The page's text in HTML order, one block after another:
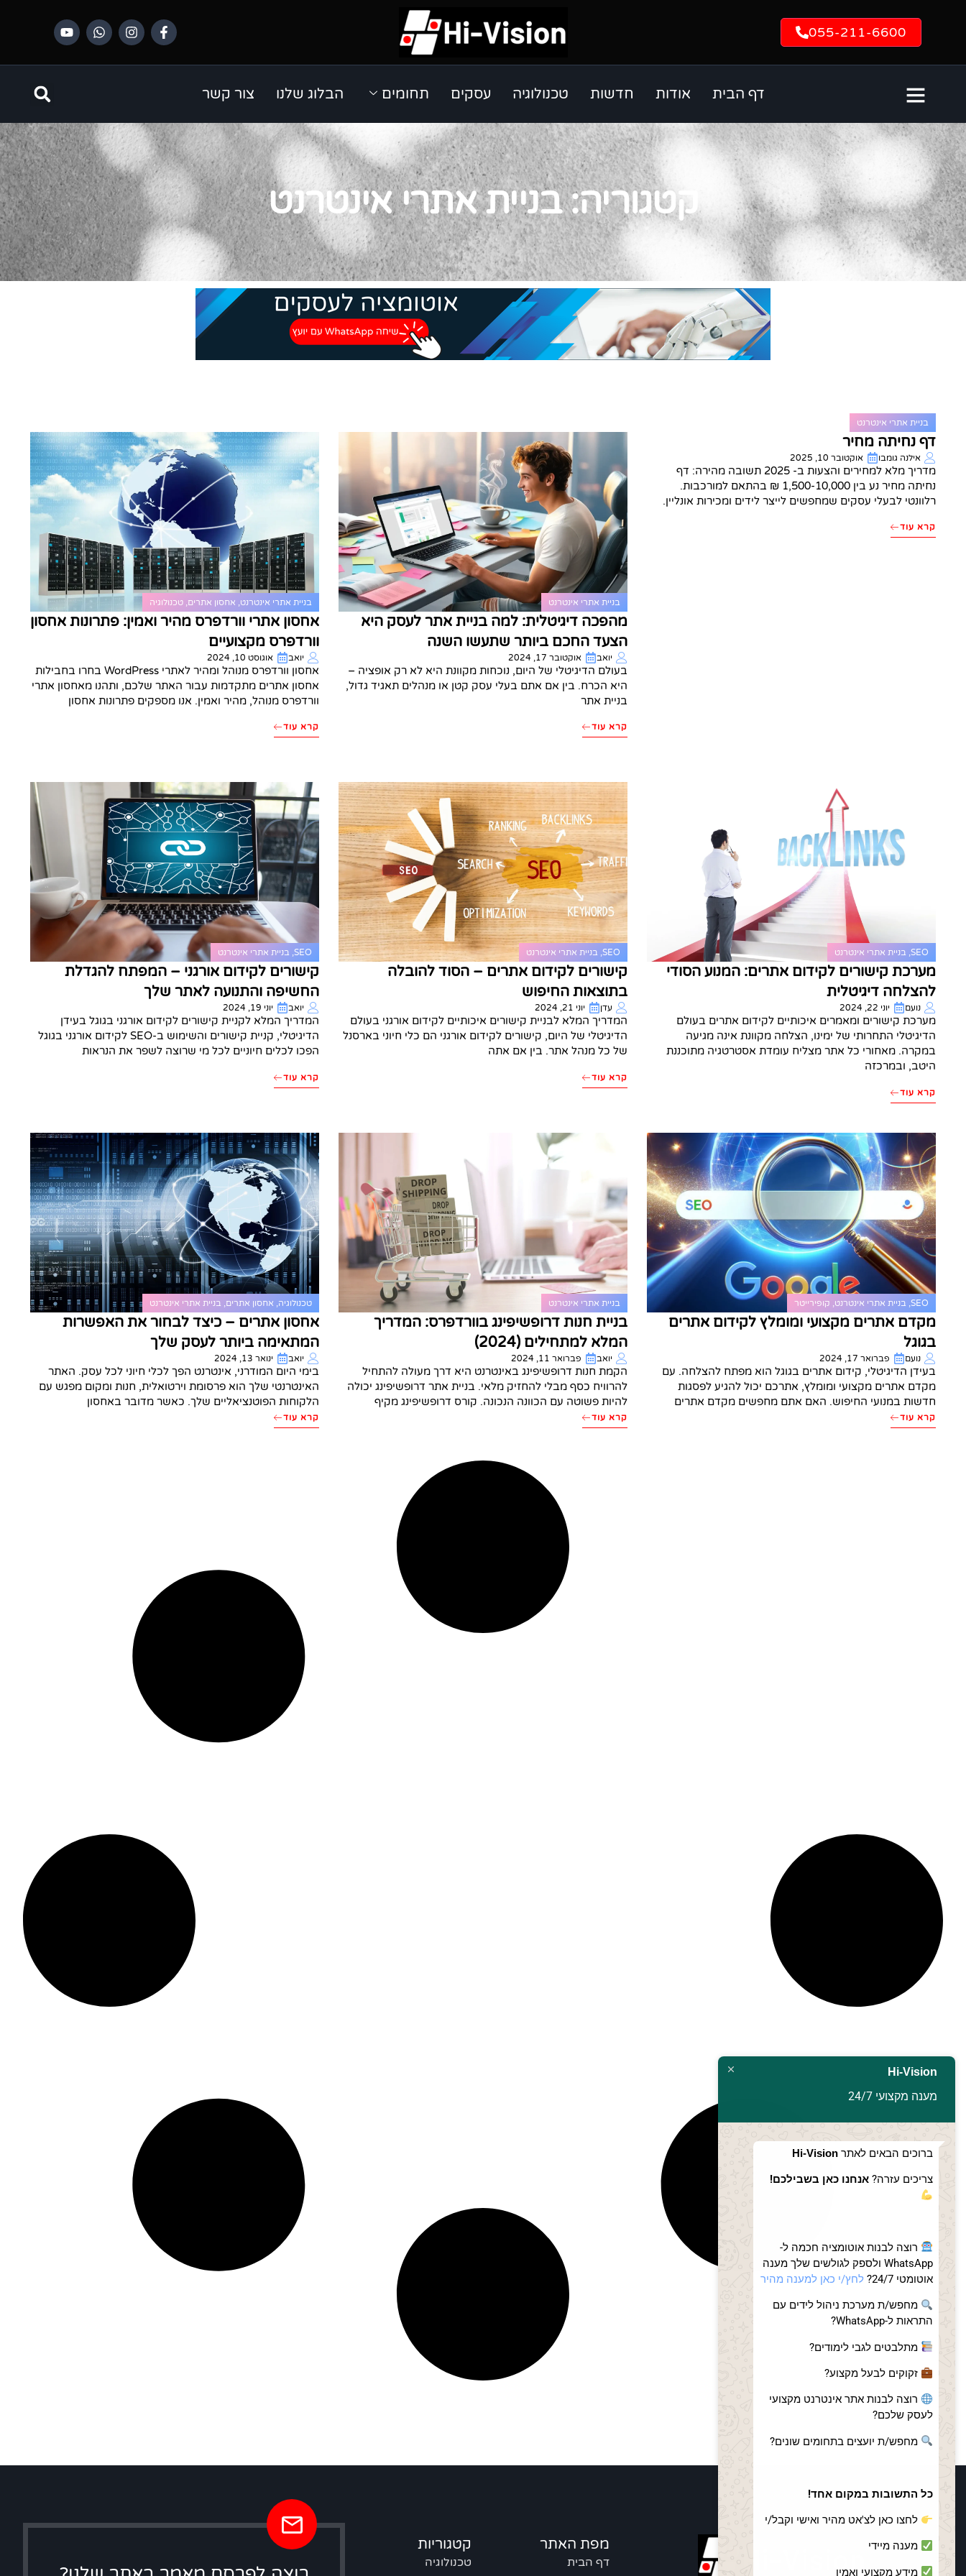
055-211-6600
דף הבית אודות חדשות טכנולוגיה עסקים תחומים הבלוג שלנו צור קשר
קטגוריה: בניית אתרי אינטרנט
בניית אתרי אינטרנט
דף נחיתה מחיר
אילנה גומבו אוקטובר 10, 2025
מדריך מלא למחירים והצעות ב- 2025 תשובה מהירה: דף
נחיתה מחיר נע בין 1,500-10,000 ₪ בהתאם למורכבות.
רלוונטי לבעלי עסקים שמחפשים לייצר לידים ומכירות אונליין.
קרא עוד
בניית אתרי אינטרנט
מהפכה דיגיטלית: למה בניית אתר לעסק היא
הצעד החכם ביותר שתעשו השנה
יואב אוקטובר 17, 2024
בעולם הדיגיטלי של היום, נוכחות מקוונת היא לא רק אופציה –
היא הכרח. בין אם אתם בעלי עסק קטן או מנהלים תאגיד גדול,
בניית אתר
קרא עוד
בניית אתרי אינטרנט, אחסון אתרים, טכנולוגיה
אחסון אתרי וורדפרס מהיר ואמין: פתרונות אחסון
וורדפרס מקצועיים
יואב אוגוסט 10, 2024
אחסון וורדפרס מנוהל ומהיר לאתרי WordPress בחרו בחבילות
אחסון אתרים מתקדמות עבור האתר שלכם, ותהנו מאחסון אתרי
וורדפרס מנוהל, מהיר ואמין. אנו מספקים פתרונות אחסון
קרא עוד
SEO
, בניית אתרי אינטרנט
מערכת קישורים לקידום אתרים: המנוע הסודי
להצלחה דיגיטלית
נועם יוני 22, 2024
מערכת קישורים ומאמרים איכותיים לקידום אתרים בעולם
הדיגיטלי התחרותי של ימינו, הצלחה מקוונת אינה מגיעה
במקרה. מאחורי כל אתר מצליח עומדת אסטרטגיה מתוכננת
היטב, ובמרכזה
קרא עוד
SEO
, בניית אתרי אינטרנט
קישורים לקידום אתרים – הסוד להובלה
בתוצאות החיפוש
עדן יוני 21, 2024
המדריך המלא לבניית קישורים איכותיים לקידום אורגני בעולם
הדיגיטלי של היום, קישורים לקידום אורגני הם כלי חיוני בארסנל
של כל מנהל אתר. בין אם אתה
קרא עוד
SEO
, בניית אתרי אינטרנט
קישורים לקידום אורגני – המפתח להגדלת
החשיפה והתנועה לאתר שלך
יואב יוני 19, 2024
המדריך המלא לקניית קישורים לקידום אורגני בגוגל בעידן
הדיגיטלי, קניית קישורים והשימוש ב-SEO לקידום אורגני בגוגל
הפכו לכלים חיוניים לכל מי שרוצה לשפר את הנראות
קרא עוד
SEO בניית אתרי אינטרנט קופירייטר
מקדם אתרים מקצועי ומומלץ לקידום אתרים
בגוגל
נועם פברואר 17, 2024
בעידן הדיגיטלי, קידום אתרים בגוגל הוא מפתח להצלחה. עם
מקדם אתרים מקצועי ומומלץ, אתרכם יכול להגיע לפסגות
חדשות במנועי החיפוש. האם אתם מחפשים מקדם אתרים
קרא עוד
בניית אתרי אינטרנט
בניית חנות דרופשיפינג בוורדפרס: המדריך
המלא למתחילים (2024)
יואב פברואר 11, 2024
הקמת חנות דרופשיפינג באינטרנט היא דרך מעולה להתחיל
להרוויח כסף מבלי להחזיק מלאי. בניית אתר דרופשיפינג יכולה
להיות פשוטה עם הכוונה הנכונה. קורס דרופשיפינג מקיף
קרא עוד
טכנולוגיה אחסון אתרים בניית אתרי אינטרנט
אחסון אתרים – כיצד לבחור את האפשרות
המתאימה ביותר לעסק שלך
יואב ינואר 13, 2024
בימי היום המודרני, אינטרנט הפך לכלי חיוני לכל עסק. האתר
האינטרנטי שלך הוא פרסומת וירטואלית, חנות ומקום מפגש עם
הלקוחות הפוטנציאליים שלך. כאשר מדובר באחסון
קרא עוד
מפת האתר
דף הבית
קטגוריות
טכנולוגיה
Hi-Vision
מענה מקצועי 24/7
ברוכים הבאים לאתר Hi-Vision
צריכים עזרה? אנחנו כאן בשבילכם!
רוצה לבנות אוטומציה חכמה ל-
WhatsApp ולספק לגולשים שלך מענה
אוטומטי 24/7?
לחץ/י כאן למענה מהיר
מחפש/ת מערכת ניהול לידים עם
התראות ל-WhatsApp?
מתלבטים לגבי לימודים?
זקוקים לבעל מקצוע?
רוצה לבנות אתר אינטרנט מקצועי
לעסק שלכם?
מחפש/ת יועצים בתחומים שונים?
כל התשובות במקום אחד!
לחצו כאן לצ'אט מהיר ואישי וקבל/י
מענה מיידי
מידע מקצועי ואמין